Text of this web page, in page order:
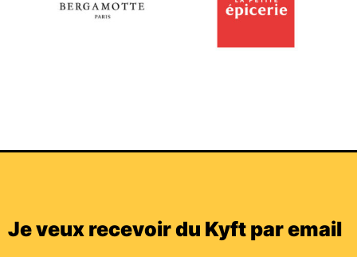
Je veux recevoir du Kyft par email